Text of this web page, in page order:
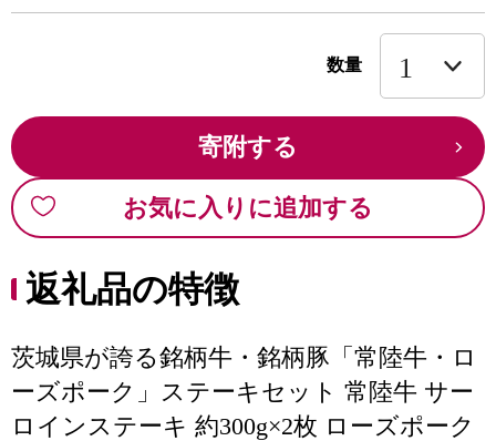
数量
寄附する
お気に入りに追加する
返礼品の特徴
茨城県が誇る銘柄牛・銘柄豚「常陸牛・ロ
ーズポーク」ステーキセット 常陸牛 サー
ロインステーキ 約300g×2枚 ローズポーク